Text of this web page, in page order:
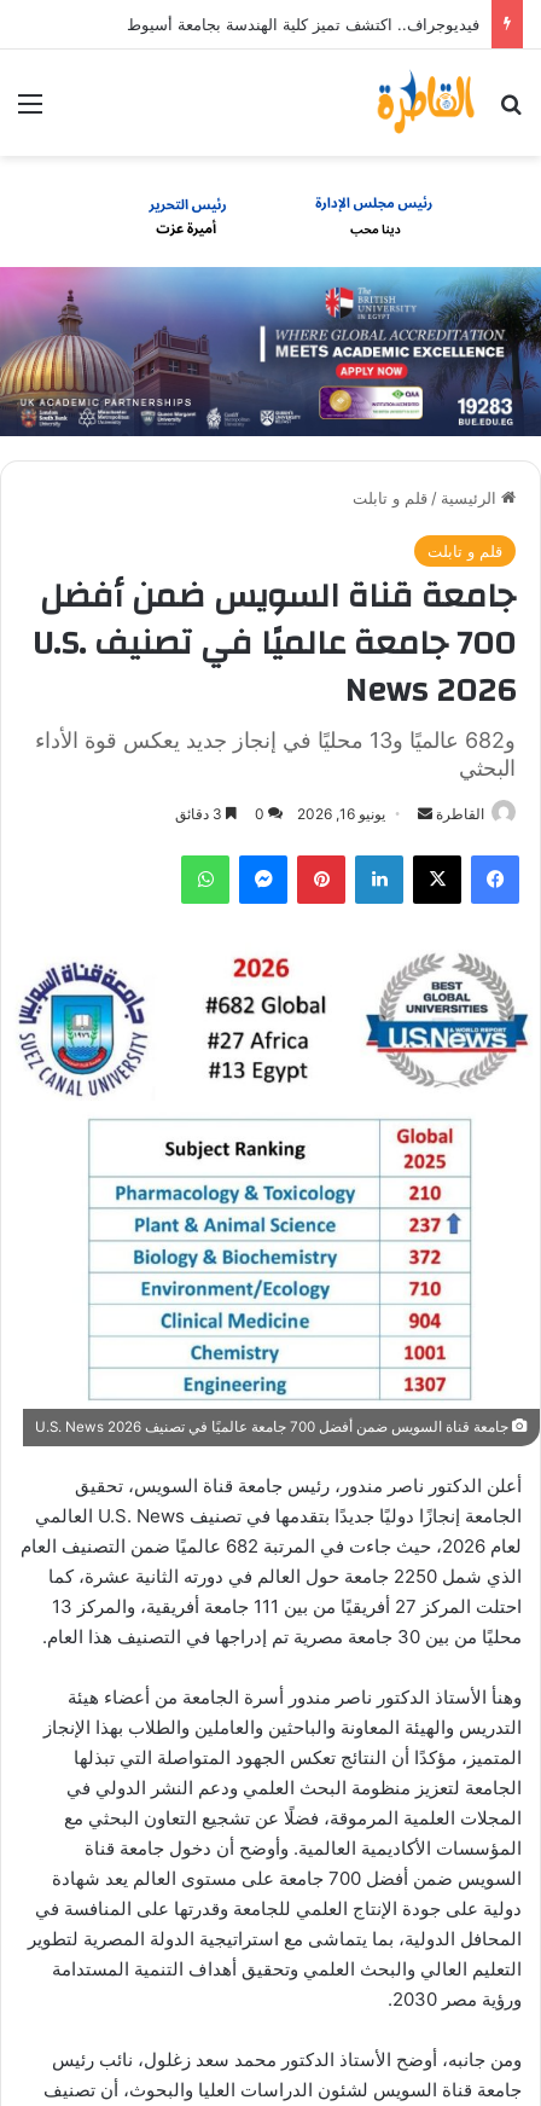
فيديوجراف.. اكتشف تميز كلية الهندسة بجامعة أسيوط
بحث عن
الرئيسية / قلم و تابلت
قلم و تابلت
جامعة قناة السويس ضمن أفضل
700 جامعة عالميًا في تصنيف U.S.
News 2026
و682 عالميًا و13 محليًا في إنجاز جديد يعكس قوة الأداء
البحثي
القاطرة
أرسل
إلكترونيا
يونيو 16, 2026 0
فيسبوك ‫X لينكدإن بينتيريستماسنجر واتساب
جامعة قناة السويس ضمن أفضل 700 جامعة عالميًا في تصنيف U.S. News 2026
أعلن الدكتور ناصر مندور، رئيس جامعة قناة السويس، تحقيق
الجامعة إنجازًا دوليًا جديدًا بتقدمها في تصنيف U.S. News العالمي
لعام 2026، حيث جاءت في المرتبة 682 عالميًا ضمن التصنيف العام
الذي شمل 2250 جامعة حول العالم في دورته الثانية عشرة، كما
احتلت المركز 27 أفريقيًا من بين 111 جامعة أفريقية، والمركز 13
محليًا من بين 30 جامعة مصرية تم إدراجها في التصنيف هذا العام.
وهنأ الأستاذ الدكتور ناصر مندور أسرة الجامعة من أعضاء هيئة
التدريس والهيئة المعاونة والباحثين والعاملين والطلاب بهذا الإنجاز
المتميز، مؤكدًا أن النتائج تعكس الجهود المتواصلة التي تبذلها
الجامعة لتعزيز منظومة البحث العلمي ودعم النشر الدولي في
المجلات العلمية المرموقة، فضلًا عن تشجيع التعاون البحثي مع
المؤسسات الأكاديمية العالمية. وأوضح أن دخول جامعة قناة
السويس ضمن أفضل 700 جامعة على مستوى العالم يعد شهادة
دولية على جودة الإنتاج العلمي للجامعة وقدرتها على المنافسة في
المحافل الدولية، بما يتماشى مع استراتيجية الدولة المصرية لتطوير
التعليم العالي والبحث العلمي وتحقيق أهداف التنمية المستدامة
ورؤية مصر 2030.
ومن جانبه، أوضح الأستاذ الدكتور محمد سعد زغلول، نائب رئيس
جامعة قناة السويس لشئون الدراسات العليا والبحوث، أن تصنيف